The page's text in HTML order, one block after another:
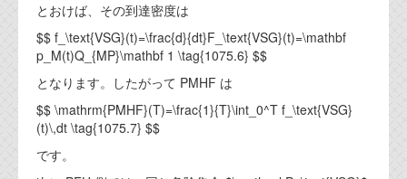
とおけば、その到達密度は
$$ f_\text{VSG}(t)=\frac{d}{dt}F_\text{VSG}(t)=\mathbf
p_M(t)Q_{MP}\mathbf 1 \tag{1075.6} $$
となります。したがって PMHF は
$$ \mathrm{PMHF}(T)=\frac{1}{T}\int_0^T f_\text{VSG}
(t)\,dt \tag{1075.7} $$
です。